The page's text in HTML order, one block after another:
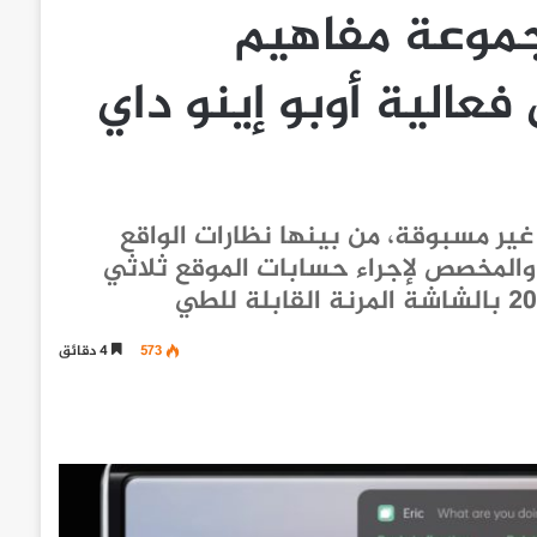
مفاهيم
أوبو إينو داي
مسبوقة، من بينها نظارات الواقع
والمخصص لإجراء حسابات الموقع ثلاثي
573 4 دقائق